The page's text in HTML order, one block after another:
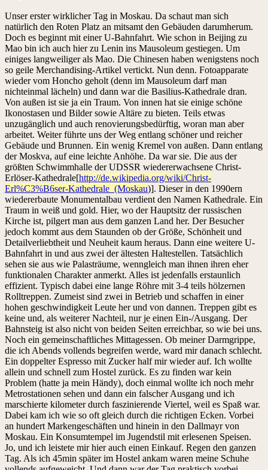
Unser erster wirklicher Tag in Moskau. Da schaut man sich
natürlich den Roten Platz an mitsamt den Gebäuden darumherum.
Doch es beginnt mit einer U-Bahnfahrt. Wie schon in Beijing zu
Mao bin ich auch hier zu Lenin ins Mausoleum gestiegen. Um
einiges langweiliger als Mao. Die Chinesen haben wenigstens noch
so geile Merchandising-Artikel vertickt. Nun denn. Fotoapparate
wieder vom Honcho geholt (denn im Mausoleum darf man
nichteinmal lächeln) und dann war die Basilius-Kathedrale dran.
Von außen ist sie ja ein Traum. Von innen hat sie einige schöne
Ikonostasen und Bilder sowie Altäre zu bieten. Teils etwas
unzugänglich und auch renovierungsbedürftig, woran man aber
arbeitet. Weiter führte uns der Weg entlang schöner und reicher
Gebäude und Brunnen. Ein wenig Kremel von außen. Dann entlang
der Moskva, auf eine leichte Anhöhe. Da war sie. Die aus der
größten Schwimmhalle der UDSSR wiedererwachsene Christ-
Erlöser-Kathedrale[http://de.wikipedia.org/wiki/Christ-
Erl%C3%B6ser-Kathedrale_(Moskau)]. Dieser in den 1990ern
wiedererbaute Monumentalbau verdient den Namen Kathedrale. Ein
Traum in weiß und gold. Hier, wo der Hauptsitz der russischen
Kirche ist, pilgert man aus dem ganzen Land her. Der Besucher
jedoch kommt aus dem Staunden ob der Größe, Schönheit und
Detailverliebtheit und Neuheit kaum heraus. Dann eine weitere U-
Bahnfahrt in und aus zwei der ältesten Haltestellen. Tatsächlich
sehen sie aus wie Palasträume, wenngleich man ihnen ihren eher
funktionalen Charakter anmerkt. Alles ist jedenfalls erstaunlich
effizient. Typisch dabei eine lange Röhre mit 3-4 teils hölzernen
Rolltreppen. Zumeist sind zwei in Betrieb und schaffen in einer
hohen geschwindigkeit Leute her und von dannen. Treppen gibt es
keine und, als weiterer Nachteil, nur je einen Ein-/Ausgang. Der
Bahnsteig ist also nicht von beiden Seiten erreichbar, so wie bei uns.
Noch ein gemeinschaftliches Mittagessen. Ob meiner Darmgrippe,
die ich Abends vollends begreifen werde, ward mir danach schlecht.
Ein doppelter Espresso mit Zucker half mir wieder auf. Ich wollte
allein und schnell zum Hostel zurück. Es zu finden war kein
Problem (hatte ja mein Händy), doch einmal wollte ich noch mehr
Metrostationen sehen und dann ein falscher Ausgang und ich
marschierte kilometer durch faszinierende Viertel, weil es Spaß war.
Dabei kam ich wie so oft gleich durch die richtigen Ecken. Vorbei
an hundert Markengeschäften und hinein in den Dallmayr von
Moskau. Ein Konsumtempel im Jugendstil mit erlesenen Speisen.
Jo, und ich leistete mir hier auch einen Einkauf. Regen den ganzen
Tag. Als ich 45min später im Hostel ankam waren meine Schuhe